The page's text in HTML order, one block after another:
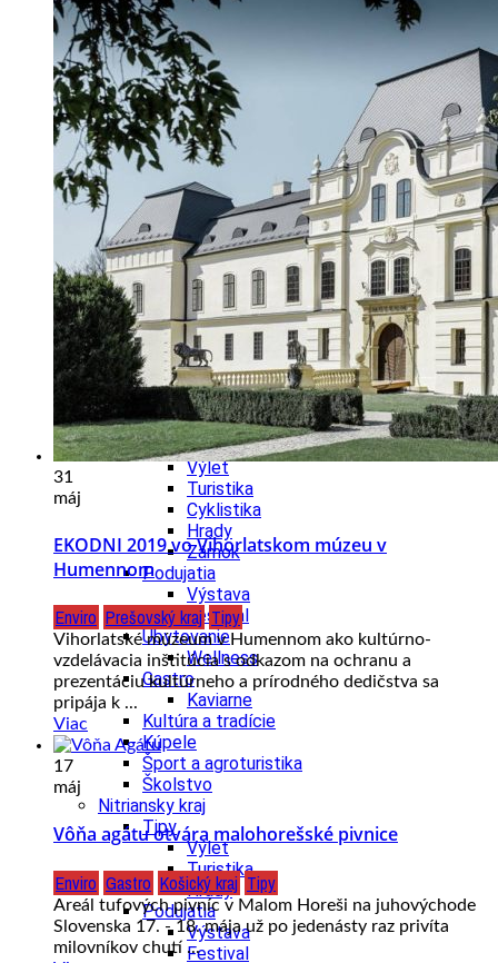
Ekonomika obchod a doprava
Trnavský kraj
Tipy
Výlet
Hrady
Zámok
Podujatia
Výstava
Galéria
Divadlo
Festival
Koncert
Gastro
Kaviarne
Víno
Kultúra a tradície
Kúpele
Šport a agroturistika
Školstvo
Trenčiansky kraj
Tipy
Výlet
Turistika
Cyklistika
Hrady
Zámok
Podujatia
Výstava
Festival
Ubytovanie
Wellness
Gastro
Kaviarne
Kultúra a tradície
Kúpele
Šport a agroturistika
Školstvo
Nitriansky kraj
Tipy
Výlet
Turistika
Hrady
Podujatia
Výstava
Festival
31
máj
EKODNI 2019 vo Vihorlatskom múzeu v
Humennom
Enviro Prešovský kraj Tipy
Vihorlatské múzeum v Humennom ako kultúrno-
vzdelávacia inštitúcia s odkazom na ochranu a
prezentáciu kultúrneho a prírodného dedičstva sa
pripája k ...
Viac
17
máj
Vôňa agátu otvára malohorešské pivnice
Enviro Gastro Košický kraj Tipy
Areál tufových pivníc v Malom Horeši na juhovýchode
Slovenska 17. - 18. mája už po jedenásty raz privíta
milovníkov chutí ...